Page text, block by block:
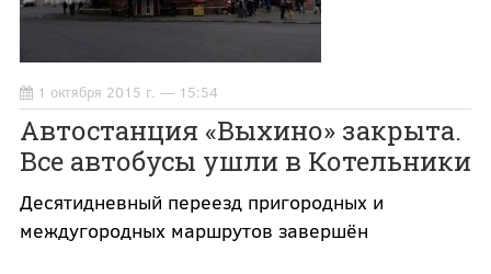
1 октября 2015 г. — 15:54
Автостанция «Выхино» закрыта.
Все автобусы ушли в Котельники
Десятидневный переезд пригородных и
междугородных маршрутов завершён